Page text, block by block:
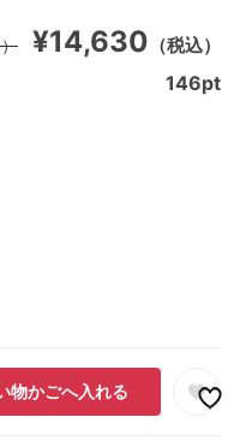
¥14,630 （税込）
物かごへ入れる
146pt